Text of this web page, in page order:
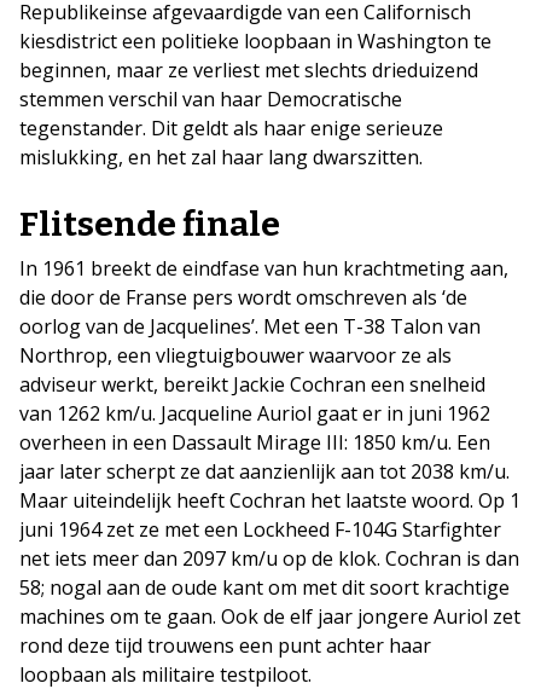
Republikeinse afgevaardigde van een Californisch
kiesdistrict een politieke loopbaan in Washington te
beginnen, maar ze verliest met slechts drieduizend
stemmen verschil van haar Democratische
tegenstander. Dit geldt als haar enige serieuze
mislukking, en het zal haar lang dwarszitten.
Flitsende finale
In 1961 breekt de eindfase van hun krachtmeting aan,
die door de Franse pers wordt omschreven als ‘de
oorlog van de Jacquelines’. Met een T-38 Talon van
Northrop, een vliegtuigbouwer waarvoor ze als
adviseur werkt, bereikt Jackie Cochran een snelheid
van 1262 km/u. Jacqueline Auriol gaat er in juni 1962
overheen in een Dassault Mirage III: 1850 km/u. Een
jaar later scherpt ze dat aanzienlijk aan tot 2038 km/u.
Maar uiteindelijk heeft Cochran het laatste woord. Op 1
juni 1964 zet ze met een Lockheed F-104G Starfighter
net iets meer dan 2097 km/u op de klok. Cochran is dan
58; nogal aan de oude kant om met dit soort krachtige
machines om te gaan. Ook de elf jaar jongere Auriol zet
rond deze tijd trouwens een punt achter haar
loopbaan als militaire testpiloot.